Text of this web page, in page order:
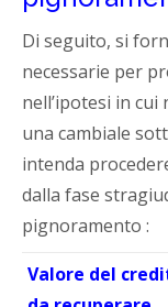
Di seguito, si
necessarie per
nell’ipotesi in
una cambiale
intenda
dalla fase
pignoramento :
Valore del